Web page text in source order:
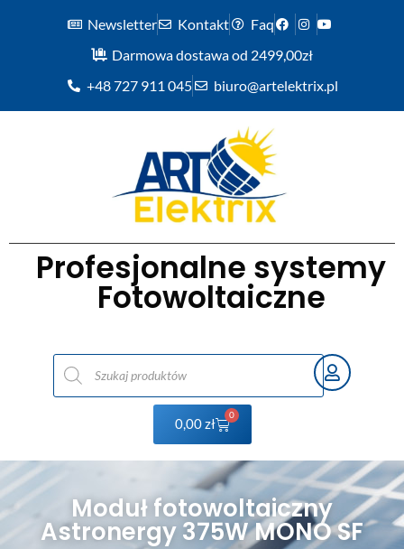
Newsletter Kontakt
Faq
Darmowa dostawa od 2499,00zł
+48 727 911 045
biuro@artelektrix.pl
Profesjonalne systemy
Fotowoltaiczne
0,00zł
0
Moduł fotowoltaiczny
Astronergy 375W MONO SF